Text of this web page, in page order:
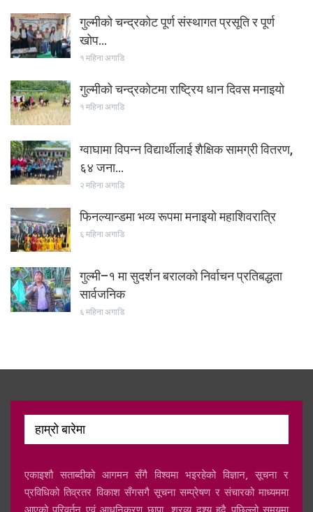
गुल्मीको चन्द्रकोट पूर्ण संस्थागत प्रसूति र पूर्ण
खोप…
१ महिना अगाडि
गुल्मीको चन्द्रकोटमा राष्ट्रिय धान दिवस मनाइयो
१ महिना अगाडि
ग्वाघामा विपन्न विद्यार्थीलाई शैक्षिक सामग्री वितरण,
६४ जना…
२ महिना अगाडि
फिनल्यान्डमा भव्य रूपमा मनाइयो महाशिवरात्रि
६ महिना अगाडि
गुल्मी–१ मा सुदर्शन बरालको निर्वाचन प्रतिबद्धता
सार्वजनिक
६ महिना अगाडि
हाम्रो बारेमा
एकाइशौ सताब्दीको आगमन सँगै विश्वमा भइरहेको विज्ञान, सूचना र
प्रविधिको तिव्रतर विकाश सँगसगै सूचना सम्प्रेषण र संचारको माध्यममा